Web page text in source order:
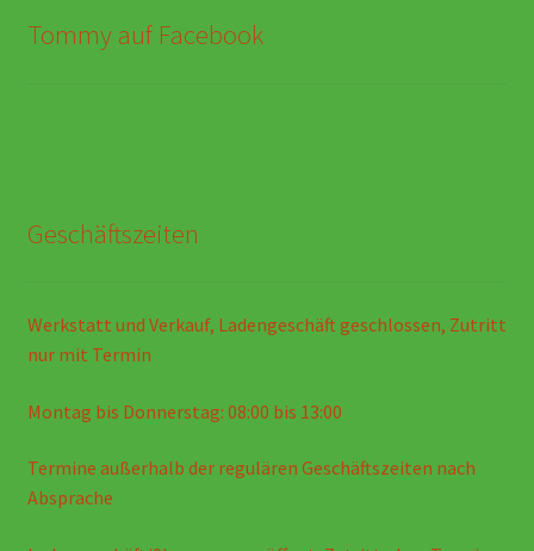
Tommy auf Facebook
Geschäftszeiten
Werkstatt und Verkauf, Ladengeschäft geschlossen, Zutritt
nur mit Termin
Montag bis Donnerstag: 08:00 bis 13:00
Termine außerhalb der regulären Geschäftszeiten nach
Absprache